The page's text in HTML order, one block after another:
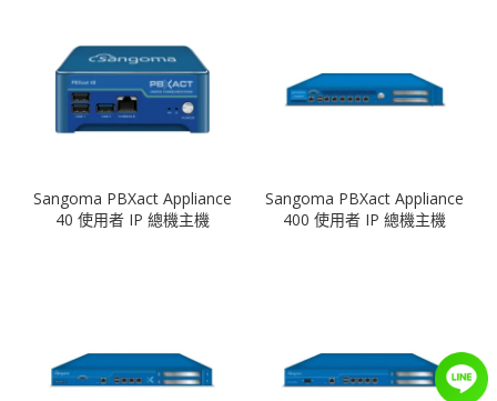
Sangoma PBXact Appliance
40 使用者 IP 總機主機
Sangoma PBXact Appliance
400 使用者 IP 總機主機